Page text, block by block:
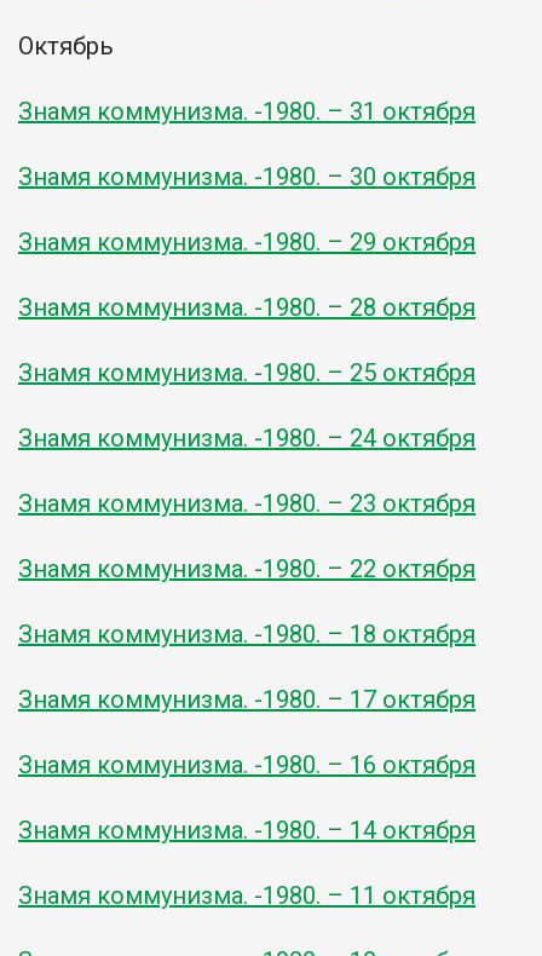
Октябрь
Знамя коммунизма. -1980. – 31 октября
Знамя коммунизма. -1980. – 30 октября
Знамя коммунизма. -1980. – 29 октября
Знамя коммунизма. -1980. – 28 октября
Знамя коммунизма. -1980. – 25 октября
Знамя коммунизма. -1980. – 24 октября
Знамя коммунизма. -1980. – 23 октября
Знамя коммунизма. -1980. – 22 октября
Знамя коммунизма. -1980. – 18 октября
Знамя коммунизма. -1980. – 17 октября
Знамя коммунизма. -1980. – 16 октября
Знамя коммунизма. -1980. – 14 октября
Знамя коммунизма. -1980. – 11 октября